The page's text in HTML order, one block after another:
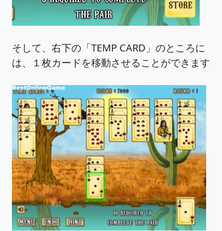
そして、右下の「TEMP CARD」のところに
は、１枚カードを移動させることができます